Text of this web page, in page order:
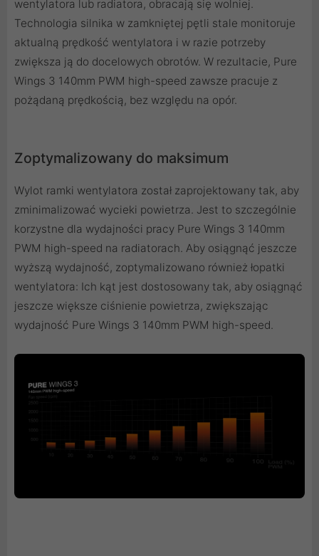
wentylatora lub radiatora, obracają się wolniej.
Technologia silnika w zamkniętej pętli stale monitoruje
aktualną prędkość wentylatora i w razie potrzeby
zwiększa ją do docelowych obrotów. W rezultacie, Pure
Wings 3 140mm PWM high-speed zawsze pracuje z
pożądaną prędkością, bez względu na opór.
Zoptymalizowany do maksimum
Wylot ramki wentylatora został zaprojektowany tak, aby
zminimalizować wycieki powietrza. Jest to szczególnie
korzystne dla wydajności pracy Pure Wings 3 140mm
PWM high-speed na radiatorach. Aby osiągnąć jeszcze
wyższą wydajność, zoptymalizowano również łopatki
wentylatora: Ich kąt jest dostosowany tak, aby osiągnąć
jeszcze większe ciśnienie powietrza, zwiększając
wydajność Pure Wings 3 140mm PWM high-speed.